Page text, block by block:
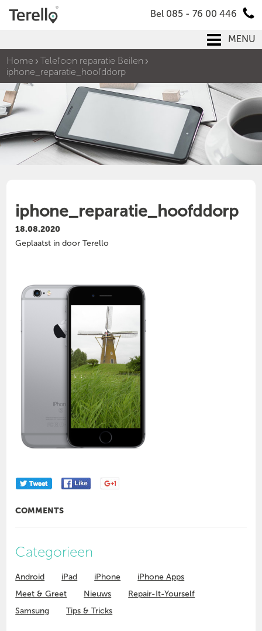
Bel 085 - 76 00 446
MENU
Home
Telefoon reparatie Beilen
iphone_reparatie_hoofddorp
iphone_reparatie_hoofddorp
18.08.2020
Geplaatst in door Terello
COMMENTS
Categorieen
Android iPad iPhone
iPhone Apps
Meet & Greet
Nieuws
Repair-It-Yourself
Samsung
Tips & Tricks